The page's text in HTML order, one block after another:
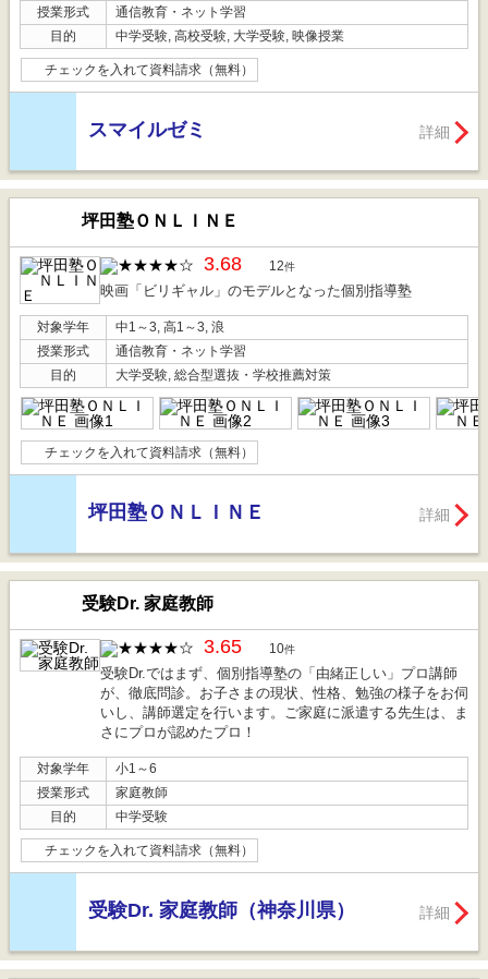
授業形式
通信教育・ネット学習
目的
中学受験, 高校受験, 大学受験, 映像授業
チェックを入れて資料請求（無料）
スマイルゼミ 詳細
坪田塾ＯＮＬＩＮＥ
3.68 12件
映画「ビリギャル」のモデルとなった個別指導塾
対象学年
中1～3, 高1～3, 浪
授業形式
通信教育・ネット学習
目的
大学受験, 総合型選抜・学校推薦対策
チェックを入れて資料請求（無料）
坪田塾ＯＮＬＩＮＥ 詳細
受験Dr. 家庭教師
3.65 10件
受験Dr.ではまず、個別指導塾の「由緒正しい」プロ講師
が、徹底問診。お子さまの現状、性格、勉強の様子をお伺
いし、講師選定を行います。ご家庭に派遣する先生は、ま
さにプロが認めたプロ！
対象学年
小1～6
授業形式
家庭教師
目的
中学受験
チェックを入れて資料請求（無料）
受験Dr. 家庭教師（神奈川県） 詳細